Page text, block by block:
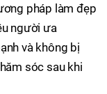
pháp làm đẹp
người ưa
và không bị
sóc sau khi